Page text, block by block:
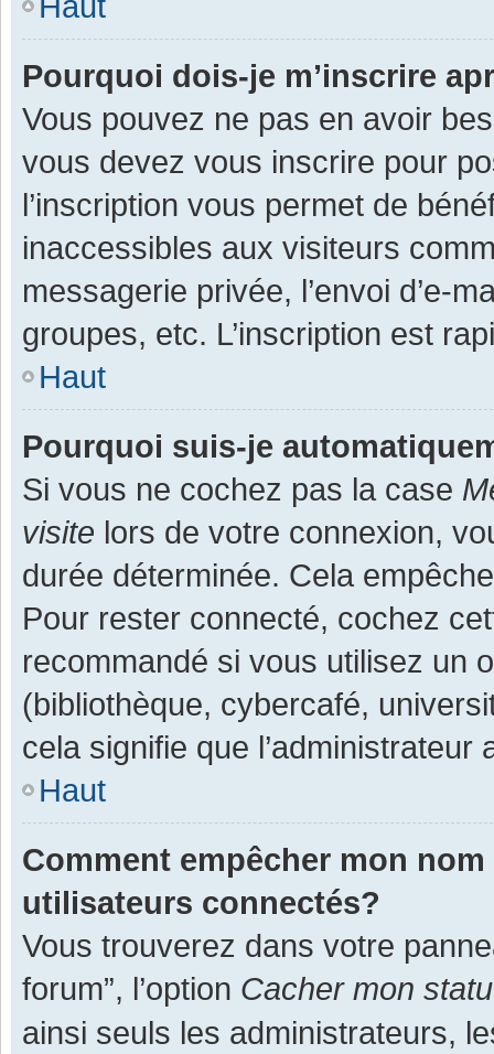
Pourquoi dois-je m’inscrire
Vous pouvez ne pas en avoir
vous devez vous inscrire pour
l’inscription vous permet de
inaccessibles aux visiteurs
messagerie privée, l’envoi d’e-
groupes, etc. L’inscription est
Haut
Pourquoi suis-je
Si vous ne cochez pas la case
visite lors de votre connexion,
durée déterminée. Cela
Pour rester connecté, cochez
recommandé si vous utilisez un
(bibliothèque, cybercafé,
cela signifie que
Haut
Comment empêcher mon
utilisateurs connectés?
Vous trouverez dans votre
forum”, l’option Cacher mon
ainsi seuls les administrateurs,